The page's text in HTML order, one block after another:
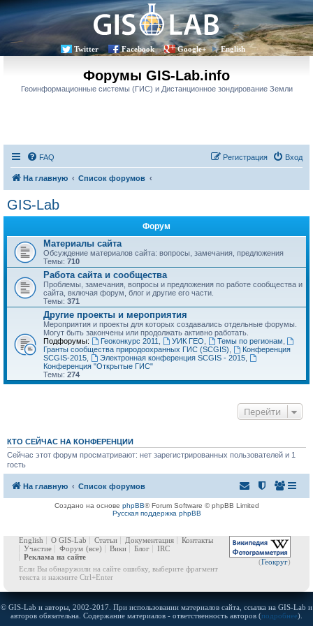
Twitter Facebook Google+ English
Форумы GIS-Lab.info
Геоинформационные системы (ГИС) и Дистанционное зондирование Земли
FAQ Вход
Регистрация
На главную Список форумов
GIS-Lab
Форум
Материалы сайта
Обсуждение материалов сайта: вопросы, замечания, предложения
Темы: 710
Работа сайта и сообщества
Проблемы, замечания, вопросы и предложения по работе сообщества и
сайта, включая форум, блог и другие его части.
Темы: 371
Другие проекты и мероприятия
Мероприятия и проекты для которых создавались отдельные форумы.
Могут быть закончены или продолжать активно работать.
Подфорумы:
Геоконкурс 2011 УИК ГЕО Темы по регионам
Гранты сообщества природоохранных ГИС (SCGIS)
Конференция
SCGIS-2015
Электронная конференция SCGIS - 2015,
Конференция "Открытые ГИС"
Темы: 274
Перейти
КТО СЕЙЧАС НА КОНФЕРЕНЦИИ
Сейчас этот форум просматривают: нет зарегистрированных пользователей и 1
гость
На главную Список форумов
Создано на основе phpBB® Forum Software © phpBB Limited
Русская поддержка phpBB
(Геокруг)
English О GIS-Lab Статьи Документация
Контакты
Участие
Форум (все) Вики Блог
IRC
Реклама на сайте
Если Вы обнаружили на сайте ошибку, выберите фрагмент
текста и нажмите Ctrl+Enter
© GIS-Lab и авторы, 2002-2017. При использовании материалов сайта, ссылка на GIS-Lab и
авторов обязательна. Содержание материалов - ответственность авторов (подробнее).